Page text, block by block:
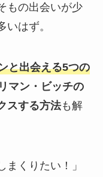
もの出会いが少
はず。
と出会える5つの
マン・ビッチの
スする方法も解
まくりたい！」